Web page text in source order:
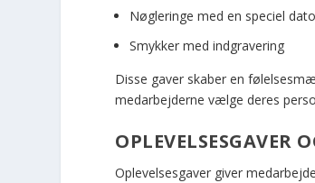
Nøgleringe med en speciel dato
Smykker med indgravering
Disse gaver skaber en
medarbejderne vælge deres
OPLEVELSESGAVER
Oplevelsesgaver giver